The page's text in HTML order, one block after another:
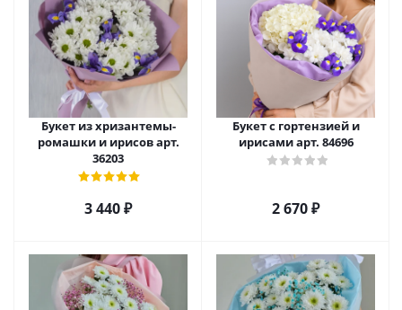
Букет из хризантемы-
ромашки и ирисов арт.
36203
3 440₽
Букет с гортензией и
ирисами арт. 84696
2 670₽